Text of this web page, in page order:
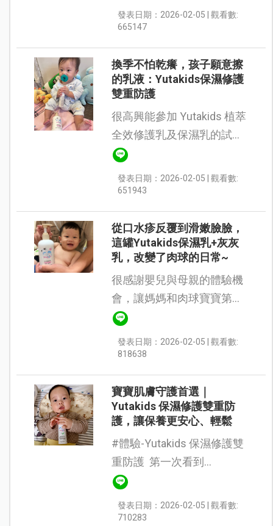
敏感膚質。 只要保濕不足，
就容易乾燥泛紅，有時還會
使不抓不碰...
發表日期：2026-02-05 | 觀看數:
665147
換季不怕乾癢，孩子願意擦
的乳液：Yutakids保濕修護
雙重防護
很高興能參加 Yutakids 植萃
全效修護乳及保濕乳的試
用。 一開始拿到這組乳液，
其實蠻好奇的——因為其中
的小瓶修護乳液竟然是灰色
發表日期：2026-02-05 | 觀看數:
651943
從口水疹反覆到滑嫩臉臉，
這罐Yutakids保濕乳+灰灰
乳，改變了肉球的日常~
很感謝嬰兒與母親的體驗機
會，讓媽媽和肉球寶寶第一
次接觸到Yutakids 保濕修護
雙重防護：乳液與修護乳🤍
真心想說，這是一款對異膚
從出生...
發表日期：2026-02-05 | 觀看數:
818638
寶寶肌膚守護首選｜
Yutakids 保濕修護雙重防
護，讓保養更安心、輕鬆
#體驗-Yutakids 保濕修護雙
重防護 第一次看到
Yutakids 這款「灰色乳
液」，真的會忍不住多看幾
眼──乳液竟然不是我們熟悉
發表日期：2026-02-05 | 觀看數:
710283